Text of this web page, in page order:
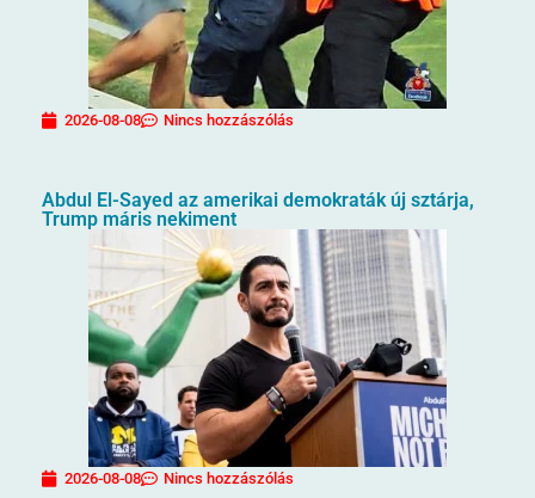
2026-08-08 Nincs hozzászólás
Abdul El-Sayed az amerikai demokraták új sztárja,
Trump máris nekiment
2026-08-08 Nincs hozzászólás